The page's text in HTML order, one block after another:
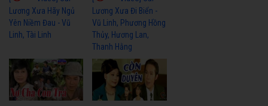
Lương Xưa Hãy Ngủ
Yên Niềm Đau - Vũ
Linh, Tài Linh
Lương Xưa Đi Biển -
Vũ Linh, Phương Hồng
Thủy, Hương Lan,
Thanh Hằng